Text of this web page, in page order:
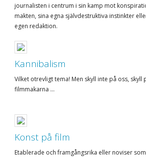
journalisten i centrum i sin kamp mot
makten, sina egna självdestruktiva instinkter
egen redaktion.
Kannibalism
Vilket otrevligt tema! Men skyll inte på oss, skyll
filmmakarna ...
Konst på film
Etablerade och framgångsrika eller noviser